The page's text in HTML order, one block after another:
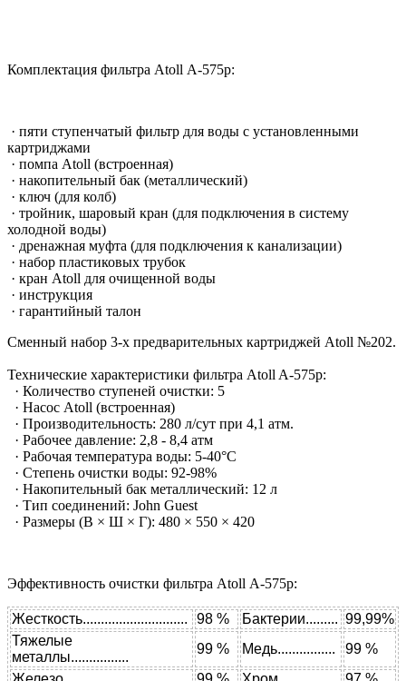
Комплектация фильтра Atoll A-575p:
· пяти ступенчатый фильтр для воды с установленными
картриджами
· помпа Atoll (встроенная)
· накопительный бак (металлический)
· ключ (для колб)
· тройник, шаровый кран (для подключения в систему
холодной воды)
· дренажная муфта (для подключения к канализации)
· набор пластиковых трубок
· кран Atoll для очищенной воды
· инструкция
· гарантийный талон
Сменный набор 3-х предварительных картриджей Atoll №202.
Технические характеристики фильтра Atoll A-575p:
· Количество ступеней очистки: 5
· Насос Atoll (встроенная)
· Производительность: 280 л/сут при 4,1 атм.
· Рабочее давление: 2,8 - 8,4 атм
· Рабочая температура воды: 5-40°С
· Степень очистки воды: 92-98%
· Накопительный бак металлический: 12 л
· Тип соединений: John Guest
· Размеры (В × Ш × Г): 480 × 550 × 420
Эффективность очистки фильтра Atoll A-575p:
Жесткость............................. 98 % Бактерии......... 99,99%
Тяжелые
металлы................
99 % Медь................
99 %